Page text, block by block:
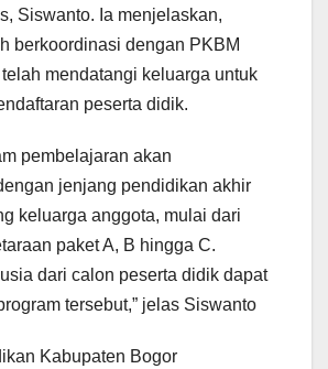
Siswanto. Ia menjelaskan,
berkoordinasi dengan PKBM
telah mendatangi keluarga untuk
peserta didik.
pembelajaran akan
jenjang pendidikan akhir
keluarga anggota, mulai dari
paket A, B hingga C.
dari calon peserta didik dapat
tersebut,” jelas Siswanto
Kabupaten Bogor